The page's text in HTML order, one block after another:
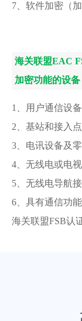
7、软件加密（加
海关联盟EAC
加密功能的设备
1、用户通信设备
2、基站和接入点
3、电讯设备及零
4、无线电或电视
5、无线电导航
6、具有通信功
海关联盟FSB认